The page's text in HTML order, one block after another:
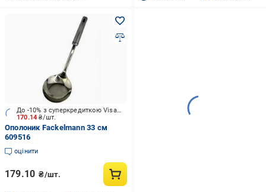
170.14₴/шт.
До -10% з суперкредиткою Visa Вигода
Ополоник Fackelmann 33 см
609516
оцінити
179.10 ₴/шт.